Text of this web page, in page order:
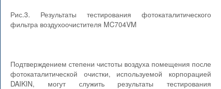
Рис.3. Результаты тестирования фотокаталитического
фильтра воздухоочистителя MC704VM
Подтверждением степени чистоты воздуха помещения после
фотокаталитической очистки, используемой корпорацией
DAIKIN, могут служить результаты тестирования